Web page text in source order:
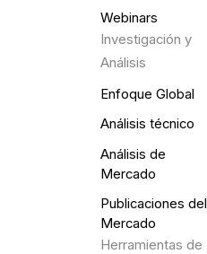
Webinars
Investigación y
Análisis
Enfoque Global
Análisis técnico
Análisis de
Mercado
Publicaciones del
Mercado
Herramientas de